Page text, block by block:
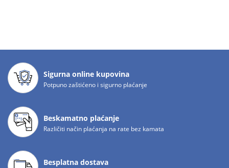
Sigurna online kupovina
Potpuno zaštićeno i sigurno plaćanje
Beskamatno plaćanje
Različiti način plaćanja na rate bez kamata
Besplatna dostava